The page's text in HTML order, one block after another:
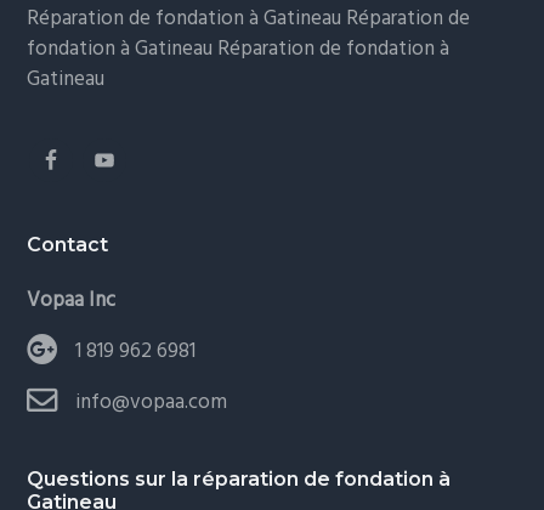
Réparation de fondation à Gatineau Réparation de
fondation à Gatineau Réparation de fondation à
Gatineau
Contact
Vopaa Inc
1 819 962 6981
info@vopaa.com
Questions sur la réparation de fondation à
Gatineau